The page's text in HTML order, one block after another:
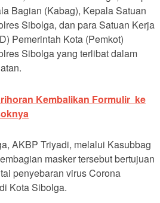
Bagian (Kabag), Kepala Satuan
Sibolga, dan para Satuan Kerja
Pemerintah Kota (Pemkot)
Sibolga yang terlibat dalam
Kembalikan Formulir ke
AKBP Triyadi, melalui Kasubbag
masker tersebut bertujuan
penyebaran virus Corona
Kota Sibolga.